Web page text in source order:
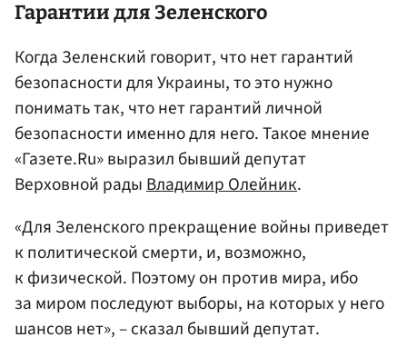
Гарантии для Зеленского
Когда Зеленский говорит, что нет гарантий
безопасности для Украины, то это нужно
понимать так, что нет гарантий личной
безопасности именно для него. Такое мнение
«Газете.Ru» выразил бывший депутат
Верховной радыВладимир Олейник.
«Для Зеленского прекращение войны приведет
к политической смерти, и, возможно,
к физической. Поэтому он против мира, ибо
за миром последуют выборы, на которых у него
шансов нет», – сказал бывший депутат.